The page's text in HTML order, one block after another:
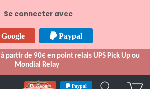
Se connecter avec
Google Paypal
partir de 90€ en point relais UPS Pick Up ou
Mondial Relay
Google Paypal